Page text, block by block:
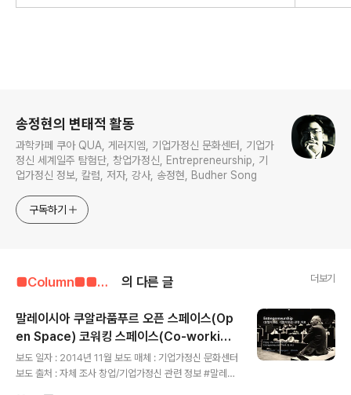
송정현의 변태적 활동
과학카페 쿠아 QUA, 게러지엠, 기업가정신 문화센터, 기업가
정신 세계일주 탐험단, 창업가정신, Entrepreneurship, 기
업가정신 정보, 칼럼, 저자, 강사, 송정현, Budher Song
구독하기
■Column■■■■■/기업가정신 관련 자료 의 다른 글 더보기
말레이시아 쿠알라품푸르 오픈 스페이스(Op
en Space) 코워킹 스페이스(Co-workion
g Space) 현황 - 기업가정신 문화센터
보도 일자 : 2014년 11월 보도 매체 : 기업가정신 문화센터
보도 출처 : 자체 조사 창업/기업가정신 관련 정보 #말레이